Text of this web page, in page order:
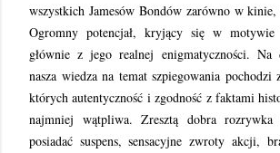
wszystkich Jamesów Bondów zarówno w
Ogromny potencjał, kryjący się w
głównie z jego realnej enigmatyczności. Na
nasza wiedza na temat szpiegowania
których autentyczność i zgodność z faktami
najmniej wątpliwa. Zresztą dobra rozrywka
posiadać suspens, sensacyjne zwroty akcji,